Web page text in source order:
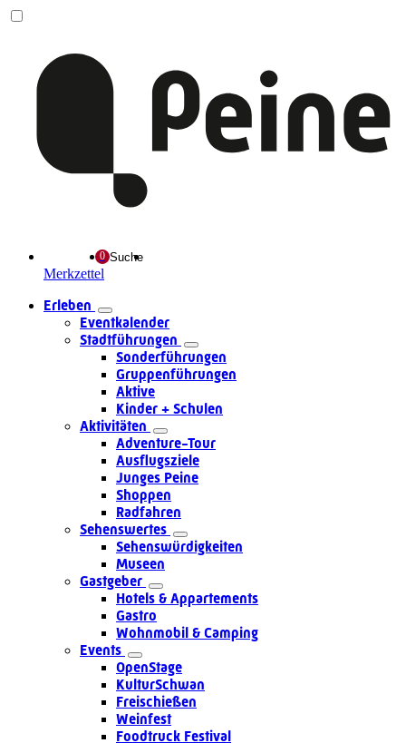
Merkzettel
Suche
Erleben
Eventkalender
Stadtführungen
Sonderführungen
Gruppenführungen
Aktive
Kinder + Schulen
Aktivitäten
Adventure-Tour
Ausflugsziele
Junges Peine
Shoppen
Radfahren
Sehenswertes
Sehenswürdigkeiten
Museen
Gastgeber
Hotels & Appartements
Gastro
Wohnmobil & Camping
Events
OpenStage
KulturSchwan
Freischießen
Weinfest
Foodtruck Festival